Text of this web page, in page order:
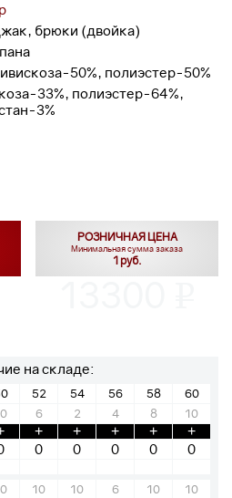
брюки (двойка)
50%, полиэстер-50%
33%, полиэстер-64%,
3%
РОЗНИЧНАЯ ЦЕНА
Минимальная сумма заказа
1 руб.
на складе:
52 54 56 58 60
6
+
2
+
4
+
8
+
10
+
10 10 6 10 10